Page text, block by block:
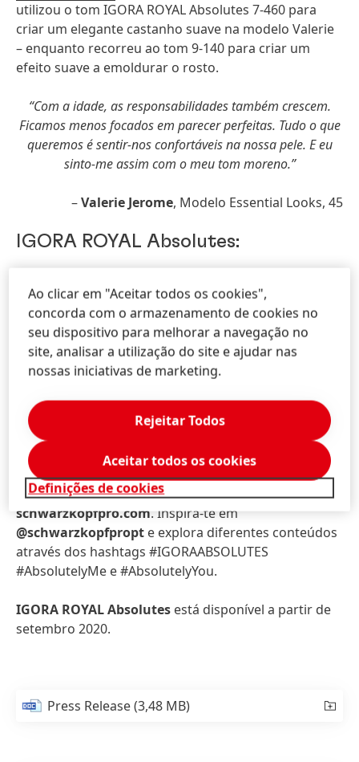
utilizou o tom IGORA ROYAL Absolutes 7-460 para
criar um elegante castanho suave na modelo Valerie
– enquanto recorreu ao tom 9-140 para criar um
efeito suave a emoldurar o rosto.
“Com a idade, as responsabilidades também crescem.
Ficamos menos focados em parecer perfeitas. Tudo o que
queremos é sentir-nos confortáveis na nossa pele. E eu
sinto-me assim com o meu tom moreno.”
–Valerie Jerome, Modelo Essential Looks, 45
IGORA ROYAL Absolutes:
resistente
Alargamento de portfolio de cor, com 6 novas
cores tendência
Criado especificamente para cabelo maduro com
Complexo Pro-Age integrado
Mais brilho e resultados duradouros
Tecnologia de Baixo Odor para uma experiência
mais agradável no salão
IGORA ROYAL Absolutes online e no digital:
Explora o universo IGORA ROYAL Absolutes em
schwarzkopfpro.com. Inspira-te em
@schwarzkopfpropt e explora diferentes conteúdos
através dos hashtags #IGORAABSOLUTES
#AbsolutelyMe e #AbsolutelyYou.
IGORA ROYAL Absolutes está disponível a partir de
setembro 2020.
Press Release(3,48 MB)
Ao clicar em "Aceitar todos os cookies",
concorda com o armazenamento de cookies no
seu dispositivo para melhorar a navegação no
site, analisar a utilização do site e ajudar nas
nossas iniciativas de marketing.
Definições de cookies
Rejeitar Todos
Aceitar todos os cookies